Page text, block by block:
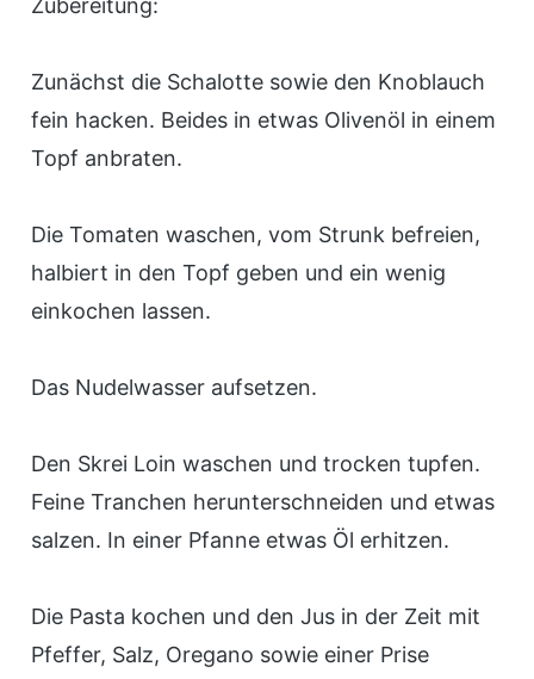
Zubereitung:
Zunächst die Schalotte sowie den Knoblauch
fein hacken. Beides in etwas Olivenöl in einem
Topf anbraten.
Die Tomaten waschen, vom Strunk befreien,
halbiert in den Topf geben und ein wenig
einkochen lassen.
Das Nudelwasser aufsetzen.
Den Skrei Loin waschen und trocken tupfen.
Feine Tranchen herunterschneiden und etwas
salzen. In einer Pfanne etwas Öl erhitzen.
Die Pasta kochen und den Jus in der Zeit mit
Pfeffer, Salz, Oregano sowie einer Prise